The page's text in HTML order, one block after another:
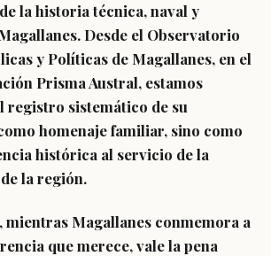
la historia técnica, naval y
Desde el Observatorio
y Políticas de Magallanes, en el
Prisma Austral, estamos
registro sistemático de su
homenaje familiar, sino como
histórica al servicio de la
la región.
mientras Magallanes conmemora a
que merece, vale la pena